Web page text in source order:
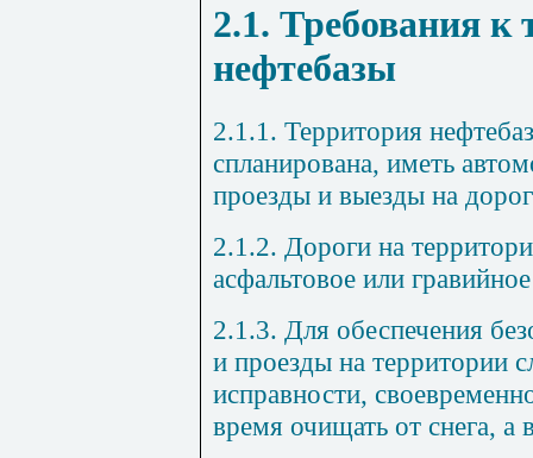
2.1. Требования к
нефтебазы
2.1.1. Территория
спланирована, иметь
проезды и выезды на
2.1.2. Дороги на
асфальтовое или
2.1.3. Для обеспечения
и проезды на территории
исправности,
время очищать от снега, а